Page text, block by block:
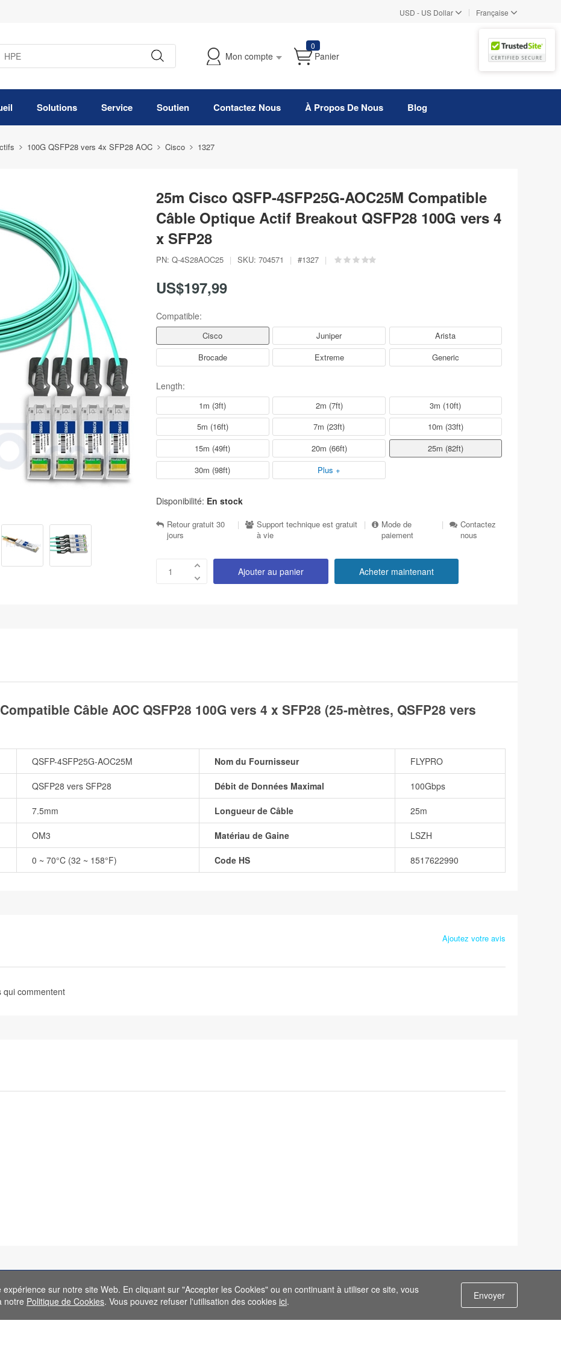
USD - US Dollar | Française
Mon compte
0
Panier
Solutions Service Soutien Contactez Nous À Propos De Nous Blog
100G QSFP28 vers 4x SFP28 AOC Cisco 1327
25m Cisco QSFP-4SFP25G-AOC25M Compatible
Câble Optique Actif Breakout QSFP28 100G vers 4
x SFP28
PN: Q-4S28AOC25 | SKU: 704571 | #1327 |
US$197,99
Compatible:
Cisco Juniper
Arista
Brocade
Extreme Generic
Length:
1m (3ft) 2m (7ft)
3m (10ft)
5m (16ft)
7m (23ft)
10m (33ft)
15m (49ft)
20m (66ft)
25m (82ft)
30m (98ft)
Plus +
Disponibilité: En stock
Retour gratuit 30
jours
|
Support technique est gratuit
à vie
|
Mode de
paiement
|
Contactez
nous
Ajouter au panier Acheter maintenant
Câble AOC QSFP28 100G vers 4 x SFP28 (25-mètres, QSFP28 vers
QSFP-4SFP25G-AOC25M Nom du Fournisseur FLYPRO
QSFP28 vers SFP28 Débit de Données Maximal 100Gbps
7.5mm Longueur de Câble 25m
OM3 Matériau de Gaine LSZH
0 ~ 70°C (32 ~ 158°F) Code HS 8517622990
Ajoutez votre avis
qui commentent
Service Clients Information
sur notre site Web. En cliquant sur "Accepter les Cookies" ou en continuant à utiliser ce site, vous
notre Politique de Cookies. Vous pouvez refuser l'utilisation des cookies ici. Envoyer